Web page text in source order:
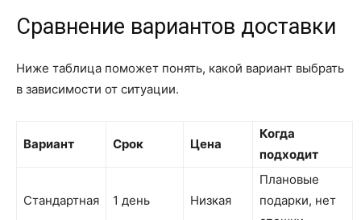
Сравнение вариантов доставки
Ниже таблица поможет понять, какой вариант выбрать
в зависимости от ситуации.
Вариант Срок Цена
Когда
подходит
Стандартная 1 день Низкая
Плановые
подарки, нет